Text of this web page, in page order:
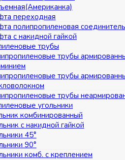
переходная
полипропиленовая
с накидной гайкой
трубы
трубы
трубы
трубы
угольники
комбинированный
с накидной гайкой
45°
90°
комб. с креплением